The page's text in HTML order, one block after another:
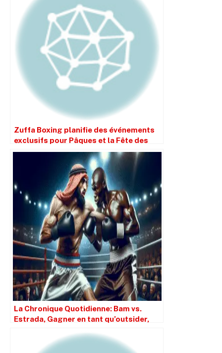
Zuffa Boxing planifie des événements
exclusifs pour Pâques et la Fête des
Mères
La Chronique Quotidienne: Bam vs.
Estrada, Gagner en tant qu’outsider,